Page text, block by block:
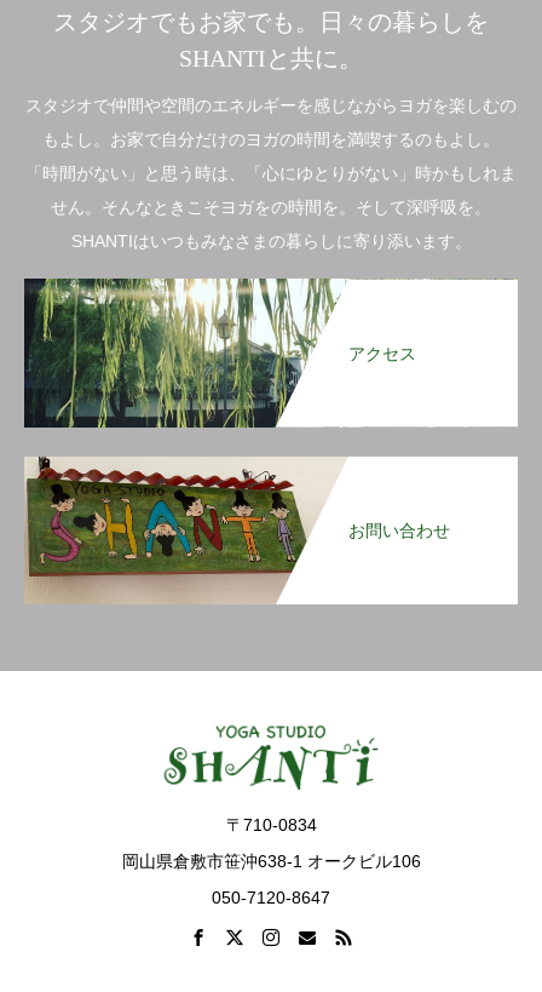
スタジオでもお家でも。日々の暮らしを
SHANTIと共に。
スタジオで仲間や空間のエネルギーを感じながらヨガを楽しむの
もよし。お家で自分だけのヨガの時間を満喫するのもよし。
「時間がない」と思う時は、「心にゆとりがない」時かもしれま
せん。そんなときこそヨガをの時間を。そして深呼吸を。
SHANTIはいつもみなさまの暮らしに寄り添います。
アクセス
お問い合わせ
〒710-0834
岡山県倉敷市笹沖638-1 オークビル106
050-7120-8647